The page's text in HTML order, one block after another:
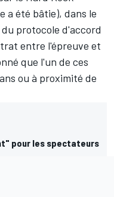
a été bâtie), dans le
protocole d'accord
entre l'épreuve et
que l'un de ces
ou à proximité de
pour les spectateurs